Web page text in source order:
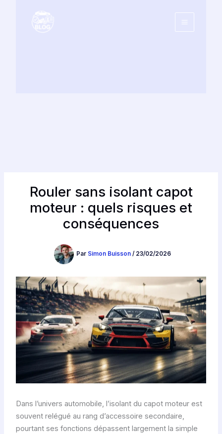
Rouler sans isolant capot
moteur : quels risques et
conséquences
Par Simon Buisson / 23/02/2026
Dans l’univers automobile, l’isolant du capot moteur est
souvent relégué au rang d’accessoire secondaire,
pourtant ses fonctions dépassent largement la simple